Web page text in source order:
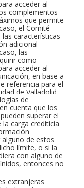
acceder al
complementos
que permite
el Comité
características
adicional
las
como
acceder al
en base a
referencia para el
de Valladolid
de
cuenta que los
superar el
carga crediticia
de estos
límite, o si la
con alguno de
entonces no
extranjeras